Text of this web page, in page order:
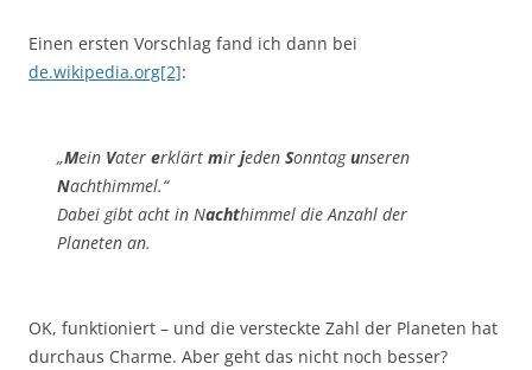
Einen ersten Vorschlag fand ich dann bei
de.wikipedia.org[2]:
„Mein Vater erklärt mir jeden Sonntagunseren
Nachthimmel.“
Dabei gibt acht in Nachthimmel die Anzahl der
Planeten an.
OK, funktioniert – und die versteckte Zahl der Planeten hat
durchaus Charme. Aber geht das nicht noch besser?